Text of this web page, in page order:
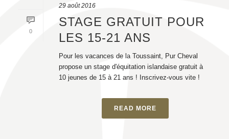
0
29 août 2016
STAGE GRATUIT POUR
LES 15-21 ANS
Pour les vacances de la Toussaint, Pur Cheval
propose un stage d'équitation islandaise gratuit à
10 jeunes de 15 à 21 ans ! Inscrivez-vous vite !
READ MORE